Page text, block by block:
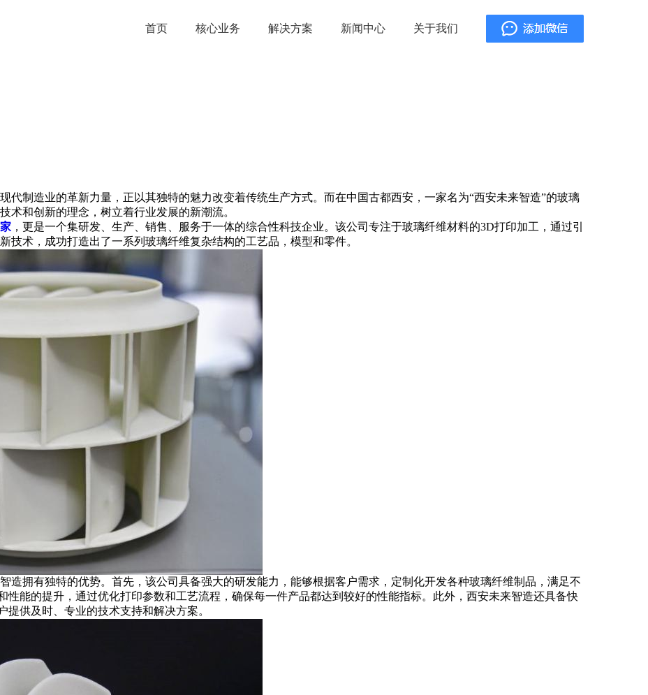
首页 核心业务 解决方案 新闻中心 关于我们
制造业的革新力量，正以其独特的魅力改变着传统生产方式。而在中国古都西安，一家名为“西安未来智造”的玻璃
术和创新的理念，树立着行业发展的新潮流。
，更是一个集研发、生产、销售、服务于一体的综合性科技企业。该公司专注于玻璃纤维材料的3D打印加工，通过引
技术，成功打造出了一系列玻璃纤维复杂结构的工艺品，模型和零件。
拥有独特的优势。首先，该公司具备强大的研发能力，能够根据客户需求，定制化开发各种玻璃纤维制品，满足不
性能的提升，通过优化打印参数和工艺流程，确保每一件产品都达到较好的性能指标。此外，西安未来智造还具备快
供及时、专业的技术支持和解决方案。